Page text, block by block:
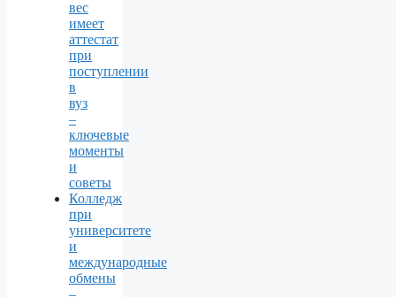
вес
имеет
аттестат
при
поступлении
в
вуз
–
ключевые
моменты
и
советы
Колледж
при
университете
и
международные
обмены
–